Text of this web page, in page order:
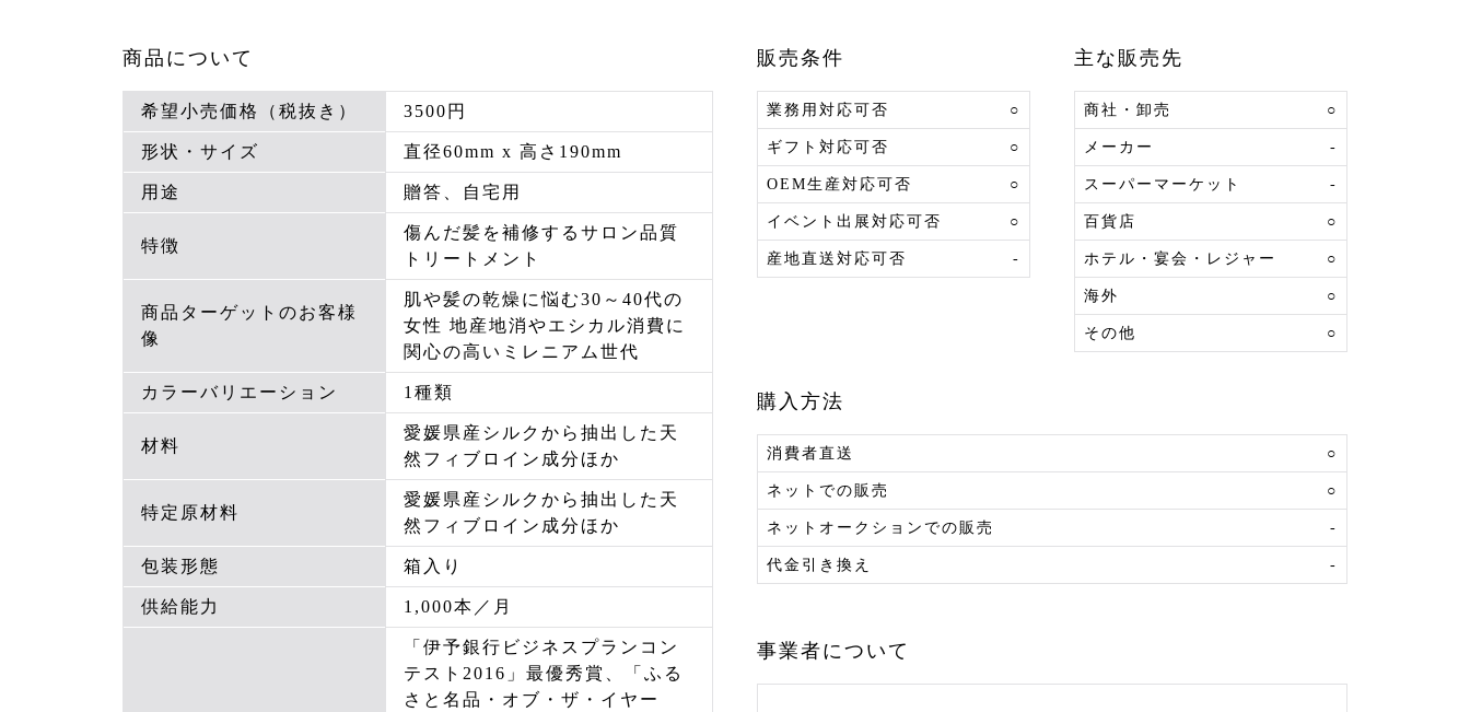
商品について
希望小売価格（税抜き） 3500円
形状・サイズ 直径60mm x 高さ190mm
用途 贈答、自宅用
特徴
傷んだ髪を補修するサロン品質
トリートメント
商品ターゲットのお客様
像
肌や髪の乾燥に悩む30～40代の
女性 地産地消やエシカル消費に
関心の高いミレニアム世代
カラーバリエーション 1種類
材料
愛媛県産シルクから抽出した天
然フィブロイン成分ほか
特定原材料
愛媛県産シルクから抽出した天
然フィブロイン成分ほか
包装形態 箱入り
供給能力 1,000本／月
「伊予銀行ビジネスプランコン
テスト2016」最優秀賞、「ふる
さと名品・オブ・ザ・イヤー
販売条件
業務用対応可否 ○
ギフト対応可否 ○
OEM生産対応可否 ○
イベント出展対応可否 ○
産地直送対応可否 -
主な販売先
商社・卸売 ○
メーカー -
スーパーマーケット -
百貨店 ○
ホテル・宴会・レジャー ○
海外 ○
その他 ○
購入方法
消費者直送 ○
ネットでの販売 ○
ネットオークションでの販売 -
代金引き換え -
事業者について